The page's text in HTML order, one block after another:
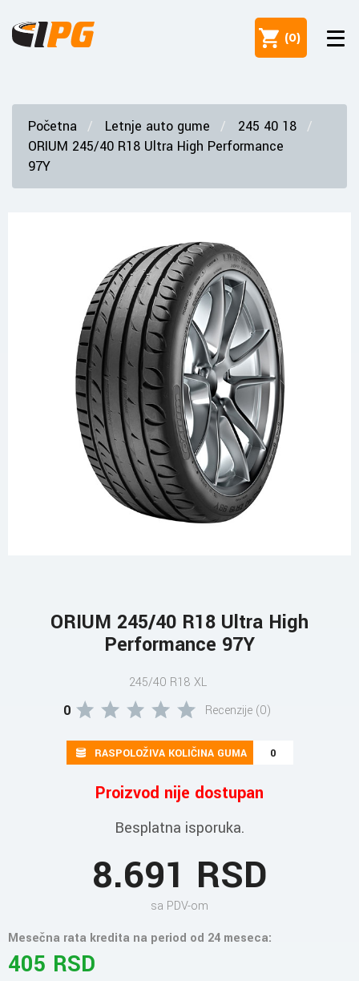
(0)
Početna Letnje auto gume
245 40 18
ORIUM 245/40 R18 Ultra High Performance
97Y
ORIUM 245/40 R18 Ultra High
Performance 97Y
245/40 R18 XL
0 Recenzije (0)
RASPOLOŽIVA KOLIČINA GUMA 0
Proizvod nije dostupan
Besplatna isporuka.
8.691 RSD
sa PDV-om
Mesečna rata kredita na period od 24 meseca:
405 RSD